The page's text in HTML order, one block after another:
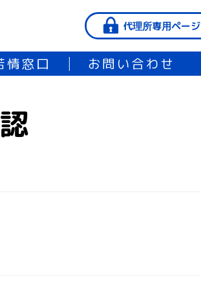
代理所専用ページ
情窓口 お問い合わせ